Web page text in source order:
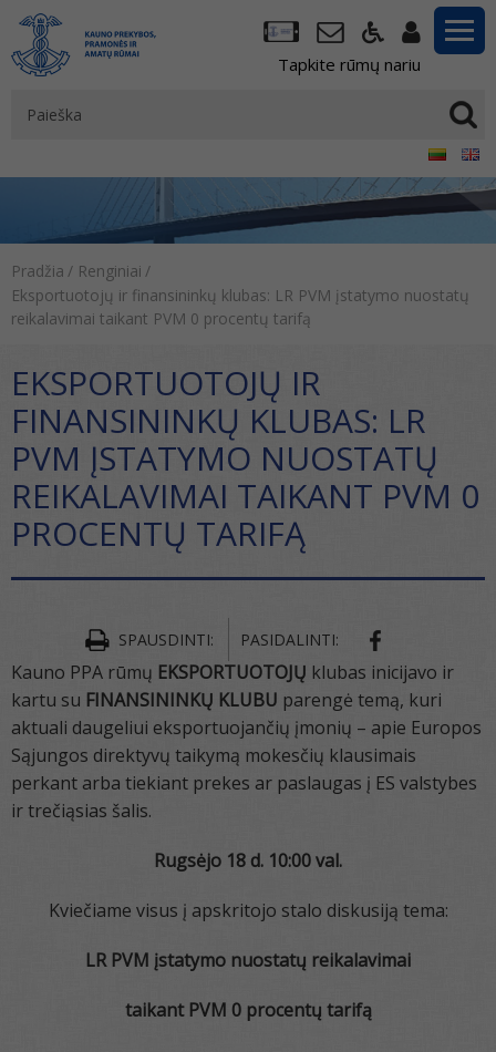
Tapkite rūmų nariu
Pradžia / Renginiai /
Eksportuotojų ir finansininkų klubas: LR PVM įstatymo nuostatų
reikalavimai taikant PVM 0 procentų tarifą
EKSPORTUOTOJŲ IR
FINANSININKŲ KLUBAS: LR
PVM ĮSTATYMO NUOSTATŲ
REIKALAVIMAI TAIKANT PVM 0
PROCENTŲ TARIFĄ
SPAUSDINTI: PASIDALINTI:
Kauno PPA rūmų EKSPORTUOTOJŲ klubas inicijavo ir
kartu su FINANSININKŲ KLUBU parengė temą, kuri
aktuali daugeliui eksportuojančių įmonių – apie Europos
Sąjungos direktyvų taikymą mokesčių klausimais
perkant arba tiekiant prekes ar paslaugas į ES valstybes
ir trečiąsias šalis.
Rugsėjo 18 d. 10:00 val.
Kviečiame visus į apskritojo stalo diskusiją tema:
LR PVM įstatymo nuostatų reikalavimai
taikant PVM 0 procentų tarifą